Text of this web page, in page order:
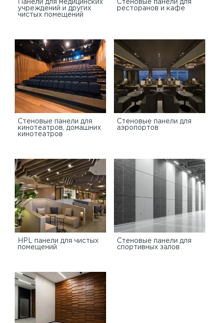
Панели для медицинских
учреждений и других
чистых помещений
Стеновые панели для
ресторанов и кафе
Стеновые панели для
кинотеатров, домашних
кинотеатров
Стеновые панели для
аэропортов
HPL панели для чистых
помещений
Стеновые панели для
спортивных залов